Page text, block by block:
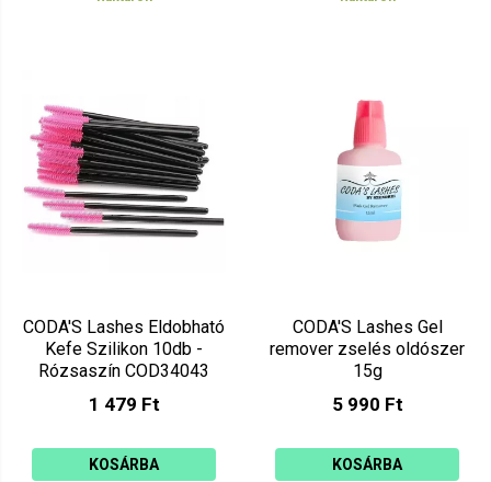
CODA'S Lashes Eldobható
Kefe Szilikon 10db -
Rózsaszín COD34043
1 479 Ft
KOSÁRBA
CODA'S Lashes Gel
remover zselés oldószer
15g
5 990 Ft
KOSÁRBA